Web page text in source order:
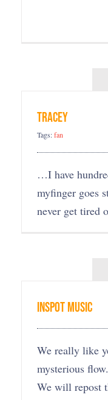
tracey
Tags:fan
…I have
myfinger goes
never get tired
InSpot music
We really like
mysterious flow.
We will repost